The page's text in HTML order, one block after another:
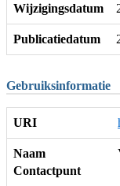
Wijzigingsdatum
Publicatiedatum
Gebruiksinformatie
URI
Naam
Contactpunt